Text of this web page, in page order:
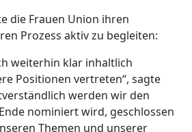
die Frauen Union ihren
Prozess aktiv zu begleiten:
weiterhin klar inhaltlich
Positionen vertreten“, sagte
werden wir den
nominiert wird, geschlossen
Themen und unserer